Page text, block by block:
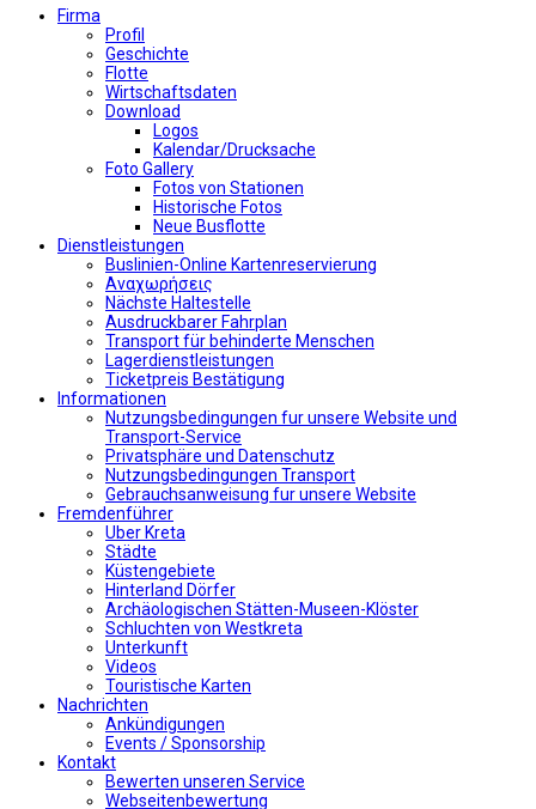
Firma
Profil
Geschichte
Flotte
Wirtschaftsdaten
Download
Logos
Kalendar/Drucksache
Foto Gallery
Fotos von Stationen
Historische Fotos
Neue Busflotte
Dienstleistungen
Buslinien-Online Kartenreservierung
Αναχωρήσεις
Nächste Haltestelle
Αusdruckbarer Fahrplan
Transport für behinderte Menschen
Lagerdienstleistungen
Ticketpreis Bestätigung
Informationen
Nutzungsbedingungen fur unsere Website und
Transport-Service
Privatsphäre und Datenschutz
Nutzungsbedingungen Transport
Gebrauchsanweisung fur unsere Website
Fremdenführer
Uber Kreta
Städte
Küstengebiete
Hinterland Dörfer
Archäologischen Stätten-Museen-Klöster
Schluchten von Westkreta
Unterkunft
Videos
Touristische Karten
Nachrichten
Ankündigungen
Events / Sponsorship
Kontakt
Bewerten unseren Service
Webseitenbewertung